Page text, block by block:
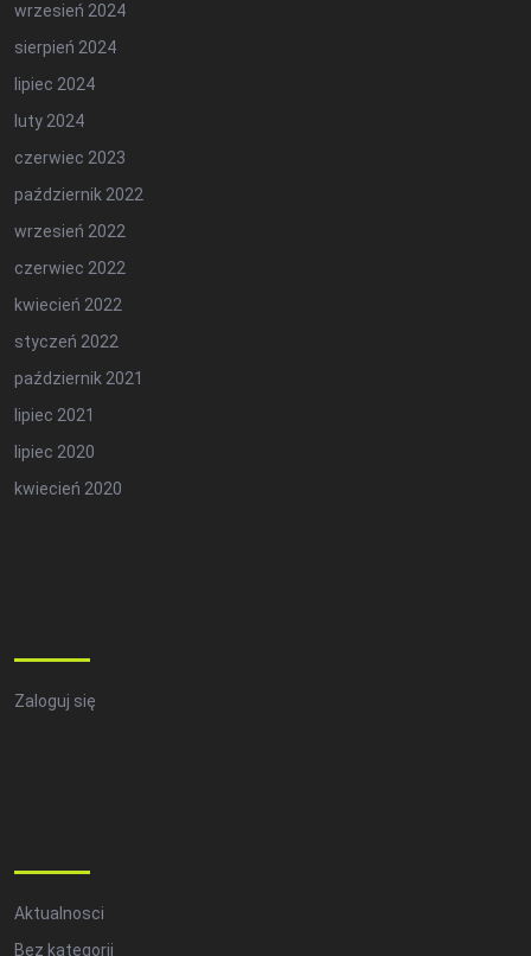
wrzesień 2024
sierpień 2024
lipiec 2024
luty 2024
czerwiec 2023
październik 2022
wrzesień 2022
czerwiec 2022
kwiecień 2022
styczeń 2022
październik 2021
lipiec 2021
lipiec 2020
kwiecień 2020
Zaloguj się
Aktualnosci
Bez kategorii